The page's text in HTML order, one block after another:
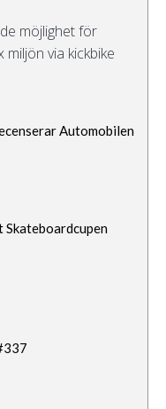
möjlighet för
via kickbike
Automobilen
Skateboardcupen